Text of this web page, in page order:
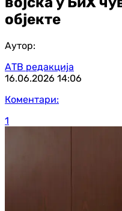
објекте
Аутор:
АТВ редакција
16.06.2026 14:06
Коментари:
1